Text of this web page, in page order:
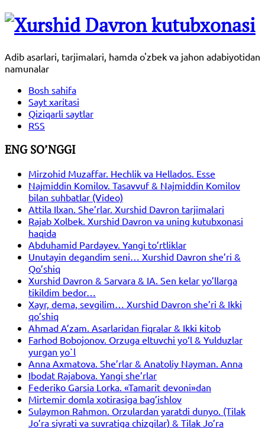
Adib asarlari, tarjimalari, hamda o'zbek va jahon adabiyotidan
namunalar
Bosh sahifa
Sayt xaritasi
Qiziqarli saytlar
RSS
ENG SO’NGGI
Mirzohid Muzaffar. Hechlik va Hellados. Esse
Najmiddin Komilov. Tasavvuf & Najmiddin Komilov
bilan suhbatlar (Video)
Attila Ilxan. She’rlar. Xurshid Davron tarjimalari
Rajab Xolbek. Xurshid Davron va uning kutubxonasi
haqida
Abduhamid Pardayev. Yangi to’rtliklar
Unutayin degandim seni… Xurshid Davron she’ri &
Qo’shiq
Xurshid Davron & Sarvara & IA. Sen kelar yo’llarga
tikildim bedor…
Xayr, dema, sevgilim… Xurshid Davron she’ri & Ikki
qo’shiq
Ahmad A’zam. Asarlaridan fiqralar & Ikki kitob
Farhod Bobojonov. Orzuga eltuvchi yo‘l & Yulduzlar
yurgan yo`l
Anna Axmatova. She’rlar & Anatoliy Nayman. Anna
Ibodat Rajabova. Yangi she’rlar
Federiko Garsia Lorka. «Tamarit devoni»dan
Mirtemir domla xotirasiga bag’ishlov
Sulaymon Rahmon. Orzulardan yaratdi dunyo. (Tilak
Jo’ra siyrati va suvratiga chizgilar) & Tilak Jo’ra